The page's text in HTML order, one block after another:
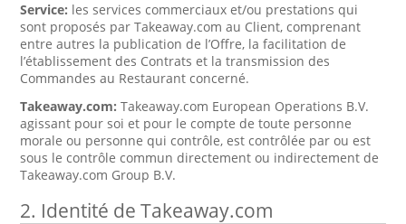
Service: les services commerciaux et/ou prestations qui
sont proposés par Takeaway.com au Client, comprenant
entre autres la publication de l’Offre, la facilitation de
l’établissement des Contrats et la transmission des
Commandes au Restaurant concerné.
Takeaway.com:Takeaway.com European Operations B.V.
agissant pour soi et pour le compte de toute personne
morale ou personne qui contrôle, est contrôlée par ou est
sous le contrôle commun directement ou indirectement de
Takeaway.com Group B.V.
2. Identité de Takeaway.com